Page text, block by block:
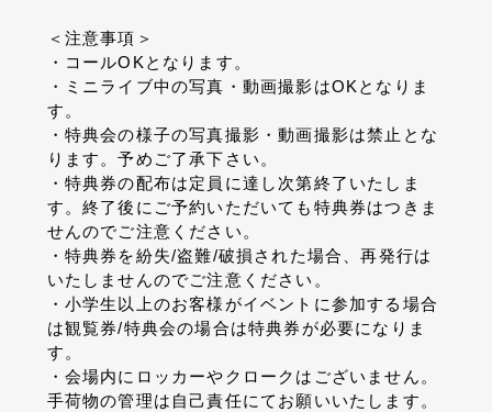
＜注意事項＞
・コールOKとなります。
・ミニライブ中の写真・動画撮影はOKとなりま
す。
・特典会の様子の写真撮影・動画撮影は禁止とな
ります。予めご了承下さい。
・特典券の配布は定員に達し次第終了いたしま
す。終了後にご予約いただいても特典券はつきま
せんのでご注意ください。
・特典券を紛失/盗難/破損された場合、再発行は
いたしませんのでご注意ください。
・小学生以上のお客様がイベントに参加する場合
は観覧券/特典会の場合は特典券が必要になりま
す。
・会場内にロッカーやクロークはございません。
手荷物の管理は自己責任にてお願いいたします。